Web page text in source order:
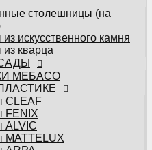
ФАСАДЫ (ЭМАЛЬ)
ПВХ
ADILET
ТАДЖ
ДЕРЕВА
ФАСАДЫ
НА ОСНОВЕ
ИЗ КАМНЯ
мрамор)
столешницы (на
искусственного камня
кварца
МЕБАСО
CLEAF
FENIX
ALVIC
MATTELUX